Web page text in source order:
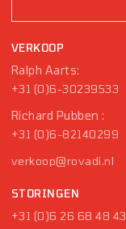
VERKOOP
Ralph Aarts:
+31 (0)6-30239533
Richard Pubben :
+31 (0)6-82140299
verkoop@rovadi.nl
STORINGEN
+31 (0)6 26 68 48 43